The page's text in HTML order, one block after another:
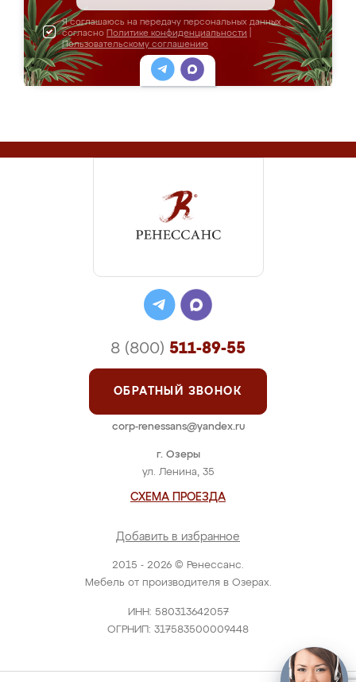
Я соглашаюсь на передачу персональных данных
согласно Политике конфиденциальности
Пользовательскому соглашению
2015 - 2026 © Ренессанс.
Мебель от производителя в Озерах.
ИНН: 580313642057
ОГРНИП: 317583500009448
г. Озеры
ул. Ленина, 35
СХЕМА ПРОЕЗДА
Добавить в избранное
8 (800) 511-89-55
ОБРАТНЫЙ ЗВОНОК
corp-renessans@yandex.ru